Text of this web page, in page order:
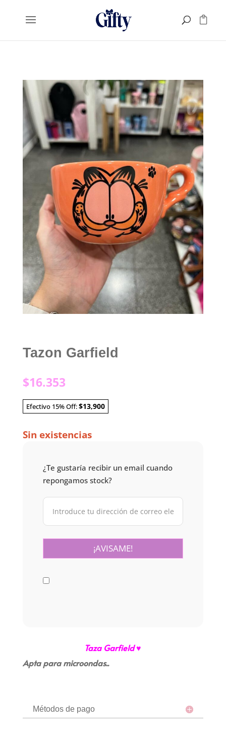
Tazon Garfield
$16.353
Efectivo 15% Off:$13,900
Sin existencias
¿Te gustaría recibir un email cuando
repongamos stock?
Taza Garfield ♥
Apta para microondas..
Métodos de pago